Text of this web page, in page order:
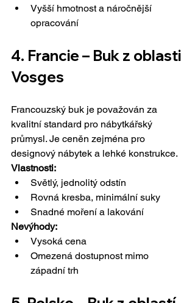
Vyšší hmotnost a náročnější
opracování
4. Francie – Buk z oblasti
Vosges
Francouzský buk je považován za
kvalitní standard pro nábytkářský
průmysl. Je ceněn zejména pro
designový nábytek a lehké konstrukce.
Vlastnosti:
Světlý, jednolitý odstín
Rovná kresba, minimální suky
Snadné moření a lakování
Nevýhody:
Vysoká cena
Omezená dostupnost mimo
západní trh